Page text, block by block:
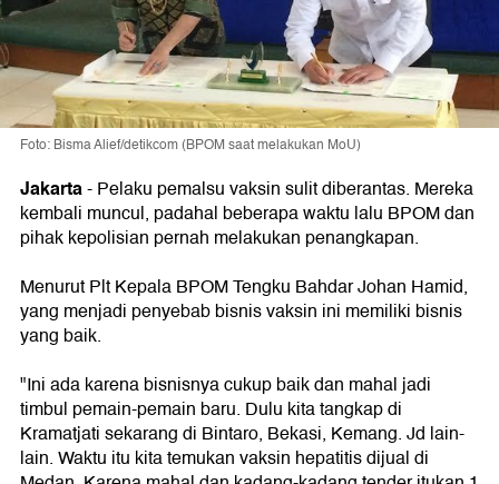
Foto: Bisma Alief/detikcom (BPOM saat melakukan MoU)
Jakarta-Pelaku pemalsu vaksin sulit diberantas. Mereka
kembali muncul, padahal beberapa waktu lalu BPOM dan
pihak kepolisian pernah melakukan penangkapan.
Menurut Plt Kepala BPOM Tengku Bahdar Johan Hamid,
yang menjadi penyebab bisnis vaksin ini memiliki bisnis
yang baik.
"Ini ada karena bisnisnya cukup baik dan mahal jadi
timbul pemain-pemain baru. Dulu kita tangkap di
Kramatjati sekarang di Bintaro, Bekasi, Kemang. Jd lain-
lain. Waktu itu kita temukan vaksin hepatitis dijual di